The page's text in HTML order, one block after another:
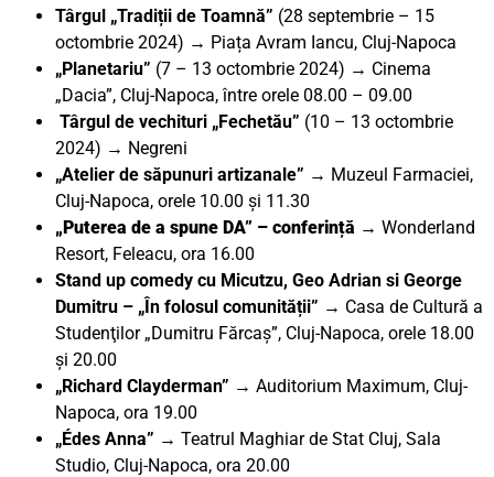
Târgul „Tradiții de Toamnă” (28 septembrie – 15
octombrie 2024) → Piața Avram Iancu, Cluj-Napoca
„Planetariu” (7 – 13 octombrie 2024) → Cinema
„Dacia”, Cluj-Napoca, între orele 08.00 – 09.00
Târgul de vechituri „Fechetău” (10 – 13 octombrie
2024) → Negreni
„Atelier de săpunuri artizanale” → Muzeul Farmaciei,
Cluj-Napoca, orele 10.00 și 11.30
„Puterea de a spune DA” – conferință → Wonderland
Resort, Feleacu, ora 16.00
Stand up comedy cu Micutzu, Geo Adrian si George
Dumitru – „În folosul comunității” → Casa de Cultură a
Studenţilor „Dumitru Fărcaş”, Cluj-Napoca, orele 18.00
și 20.00
„Richard Clayderman” → Auditorium Maximum, Cluj-
Napoca, ora 19.00
„Édes Anna” → Teatrul Maghiar de Stat Cluj, Sala
Studio, Cluj-Napoca, ora 20.00